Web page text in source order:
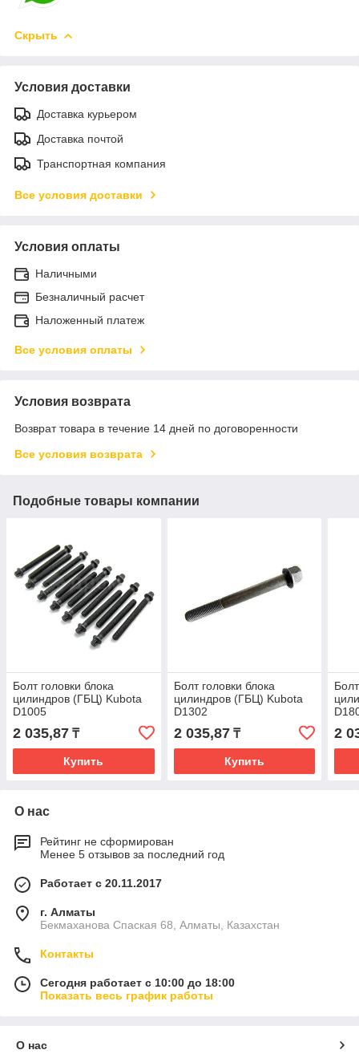
Скрыть
Условия доставки
Доставка курьером
Доставка почтой
Транспортная компания
Все условия доставки
Условия оплаты
Наличными
Безналичный расчет
Наложенный платеж
Все условия оплаты
Условия возврата
Возврат товара в течение 14 дней по договоренности
Все условия возврата
Подобные товары компании
Болт головки блока
цилиндров (ГБЦ) Kubota
D1005
2 035,87 ₸
Купить
Болт головки блока
цилиндров (ГБЦ) Kubota
D1302
2 035,87₸
Купить
2
О нас
Рейтинг не сформирован
Менее 5 отзывов за последний год
Работает с 20.11.2017
г. Алматы
Бекмаханова Спаская 68, Алматы, Казахстан
Контакты
Сегодня работает с 10:00 до 18:00
Показать весь график работы
О нас